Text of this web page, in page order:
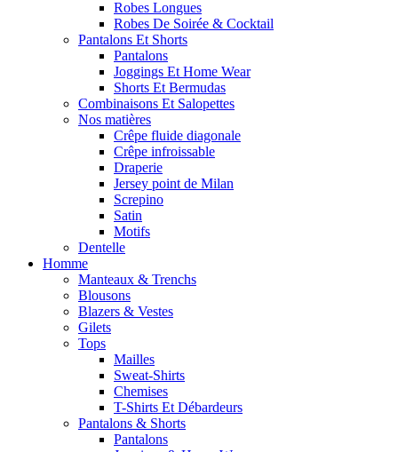
Robes Longues
Robes De Soirée & Cocktail
Pantalons Et Shorts
Pantalons
Joggings Et Home Wear
Shorts Et Bermudas
Combinaisons Et Salopettes
Nos matières
Crêpe fluide diagonale
Crêpe infroissable
Draperie
Jersey point de Milan
Screpino
Satin
Motifs
Dentelle
Homme
Manteaux & Trenchs
Blousons
Blazers & Vestes
Gilets
Tops
Mailles
Sweat-Shirts
Chemises
T-Shirts Et Débardeurs
Pantalons & Shorts
Pantalons